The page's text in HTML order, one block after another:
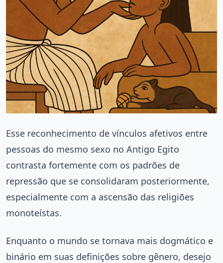
Esse reconhecimento de vínculos afetivos entre
pessoas do mesmo sexo no Antigo Egito
contrasta fortemente com os padrões de
repressão que se consolidaram posteriormente,
especialmente com a ascensão das religiões
monoteístas.
Enquanto o mundo se tornava mais dogmático e
binário em suas definições sobre gênero, desejo